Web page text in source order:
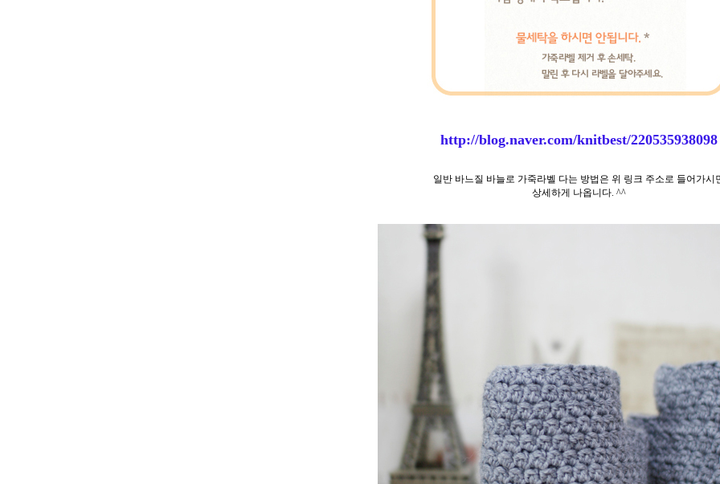
http://blog.naver.com/knitbest/220535938098
일반 바느질 바늘로 가죽라벨 다는 방법은 위 링크 주소로 들어가시
상세하게 나옵니다. ^^